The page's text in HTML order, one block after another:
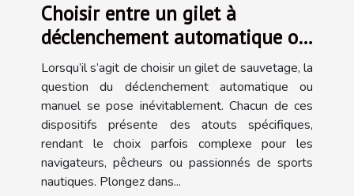
Choisir entre un gilet à
déclenchement automatique ou
manuel
Lorsqu’il s’agit de choisir un gilet de sauvetage, la
question du déclenchement automatique ou
manuel se pose inévitablement. Chacun de ces
dispositifs présente des atouts spécifiques,
rendant le choix parfois complexe pour les
navigateurs, pêcheurs ou passionnés de sports
nautiques. Plongez dans...